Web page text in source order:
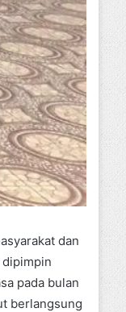
dan
pada bulan
berlangsung